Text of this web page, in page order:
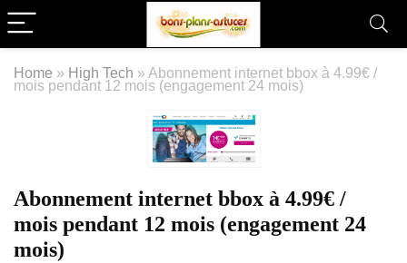
Home » High Tech » Abonnement internet bbox à 4.99€ /
mois pendant 12 mois (engagement 24 mois)
Abonnement internet bbox à 4.99€ /
mois pendant 12 mois (engagement 24
mois)